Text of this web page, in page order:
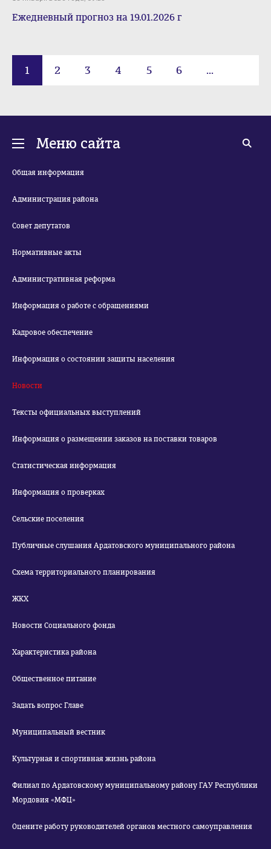
Ежедневный прогноз на 19.01.2026 г
1 2 3 4 5 6 ...
Меню сайта
Общая информация
Администрация района
Совет депутатов
Нормативные акты
Административная реформа
Информация о работе с обращениями
Кадровое обеспечение
Информация о состоянии защиты населения
Новости
Тексты официальных выступлений
Информация о размещении заказов на поставки товаров
Статистическая информация
Информация о проверках
Сельские поселения
Публичные слушания Ардатовского муниципального района
Схема территориального планирования
ЖКХ
Новости Социального фонда
Характеристика района
Общественное питание
Задать вопрос Главе
Муниципальный вестник
Культурная и спортивная жизнь района
Филиал по Ардатовскому муниципальному району ГАУ Республики
Мордовия «МФЦ»
Оцените работу руководителей органов местного самоуправления